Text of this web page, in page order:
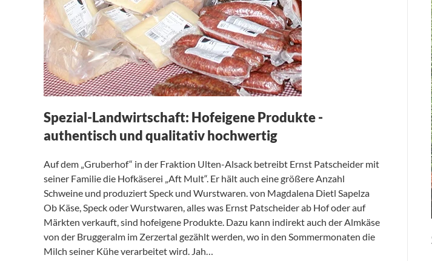
Spezial-Landwirtschaft: Hofeigene Produkte -
authentisch und qualitativ hochwertig
Auf dem „Gruberhof“ in der Fraktion Ulten-Alsack betreibt Ernst Patscheider mit
seiner Familie die Hofkäserei „Aft Mult“. Er hält auch eine größere Anzahl
Schweine und produziert Speck und Wurstwaren. von Magdalena Dietl Sapelza
Ob Käse, Speck oder Wurstwaren, alles was Ernst Patscheider ab Hof oder auf
Märkten verkauft, sind hofeigene Produkte. Dazu kann indirekt auch der Almkäse
von der Bruggeralm im Zerzertal gezählt werden, wo in den Sommermonaten die
Milch seiner Kühe verarbeitet wird. Jah…